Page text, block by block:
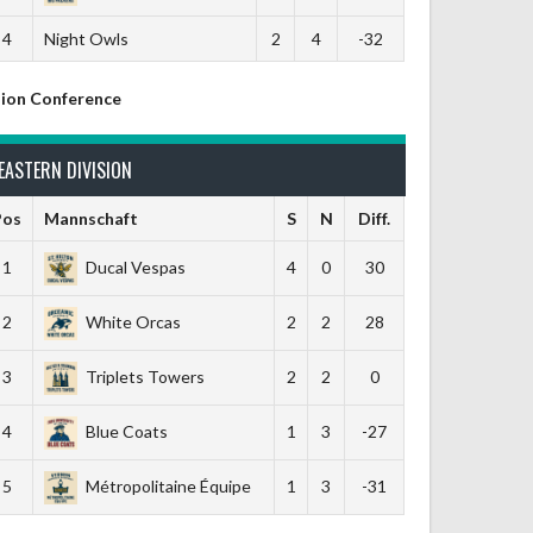
4 Night Owls 2 4 -32
Conference
DIVISION
Mannschaft S N Diff.
1 Ducal Vespas 4 0 30
2 White Orcas 2 2 28
3 Triplets Towers 2 2 0
4 Blue Coats 1 3 -27
5 Métropolitaine Équipe 1 3 -31